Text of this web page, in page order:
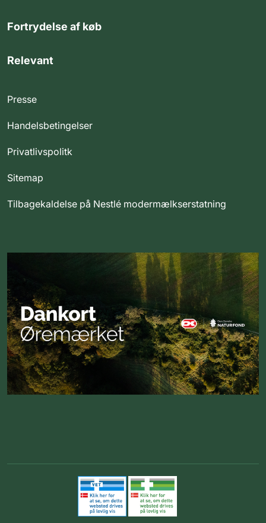
Fortrydelse af køb
Relevant
Presse
Handelsbetingelser
Privatlivspolitk
Sitemap
Tilbagekaldelse på Nestlé modermælkserstatning